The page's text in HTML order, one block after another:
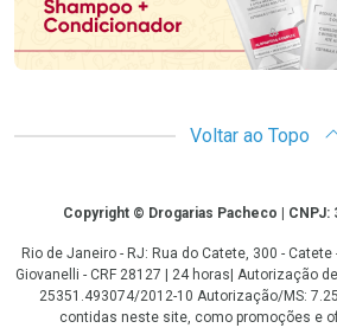
Voltar ao Topo
CopyrightCopyright © Drogarias Pacheco | CNPJ:
Rio de Janeiro - RJ: Rua do Catete, 300 - Catete
Giovanelli - CRF 28127 | 24 horas| Autorização
25351.493074/2012-10 Autorização/MS:
contidas neste site, como promoções e